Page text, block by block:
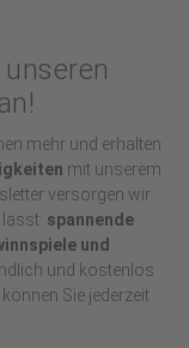
mehr und erhalten
mit unserem
versorgen wir
spannende
und
und kostenlos
Sie jederzeit